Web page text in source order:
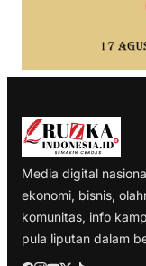
Media digital
ekonomi, bisnis,
komunitas, info
pula liputan dalam